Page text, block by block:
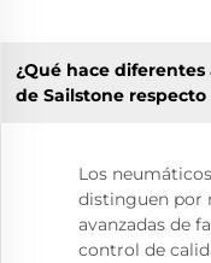
¿Qué hace diferentes
de Sailstone respecto
Los
distinguen por
avanzadas de
control de